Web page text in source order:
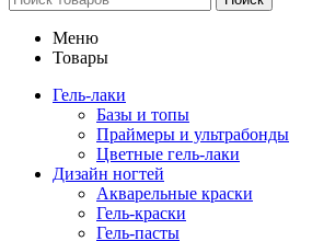
Меню
Товары
Гель-лаки
Базы и топы
Праймеры и ультрабонды
Цветные гель-лаки
Дизайн ногтей
Акварельные краски
Гель-краски
Гель-пасты